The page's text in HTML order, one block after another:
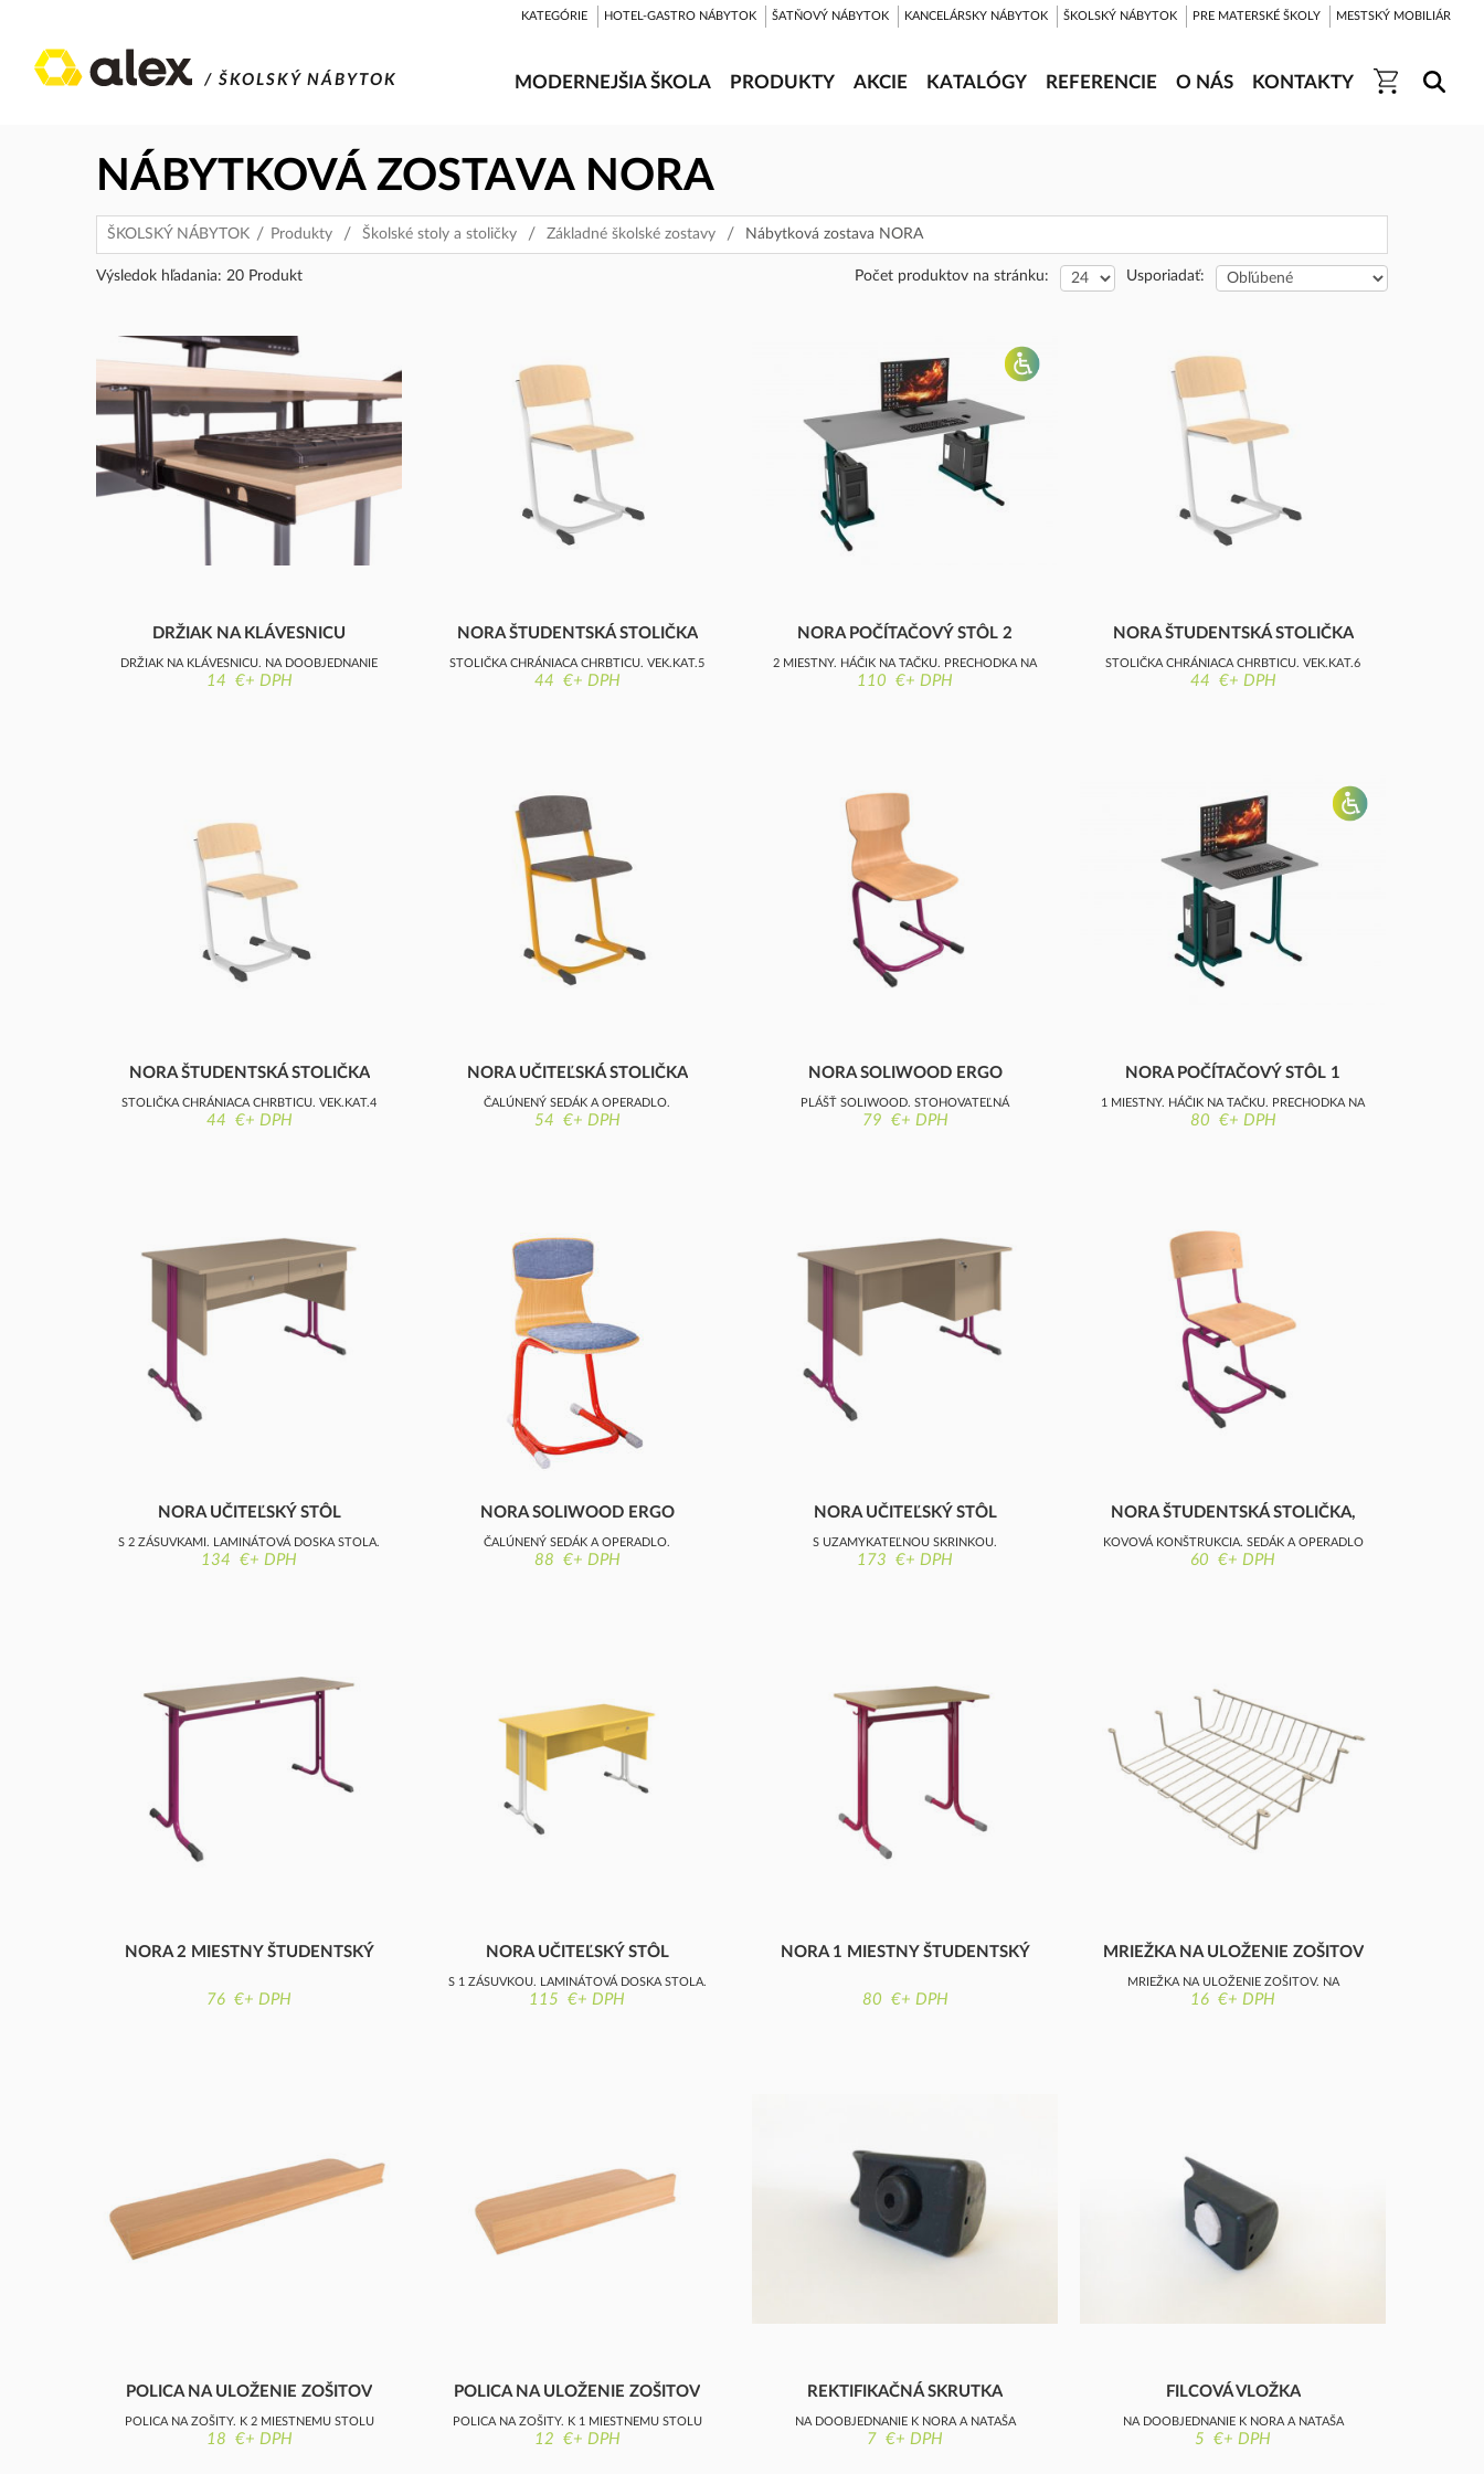
KATEGÓRIE HOTEL-GASTRO NÁBYTOK ŠATŇOVÝ NÁBYTOK KANCELÁRSKY NÁBYTOK ŠKOLSKÝ NÁBYTOK PRE MATERSKÉ ŠKOLY MESTSKÝ MOBILIÁR
/ ŠKOLSKÝ NÁBYTOK MODERNEJŠIA ŠKOLA PRODUKTY AKCIE KATALÓGY REFERENCIE O NÁS KONTAKTY
NÁBYTKOVÁ ZOSTAVA NORA
ŠKOLSKÝ NÁBYTOK Produkty Školské stoly a stoličky Základné školské zostavy Nábytková zostava NORA
Výsledok hľadania: 20 Produkt Počet produktov na stránku: Usporiadať:
DRŽIAK NA KLÁVESNICU
DRŽIAK NA KLÁVESNICU, NA DOOBJEDNANIE
14 €+ DPH
NORA ŠTUDENTSKÁ STOLIČKA
STOLIČKA CHRÁNIACA CHRBTICU, VEK.KAT.5
44 €+ DPH
NORA POČÍTAČOVÝ STÔL 2
MIESTNY
2 MIESTNY, HÁČIK NA TAČKU, PRECHODKA NA
KÁBLE
110 €+ DPH
NORA ŠTUDENTSKÁ STOLIČKA
STOLIČKA CHRÁNIACA CHRBTICU, VEK.KAT.6
44 €+ DPH
NORA ŠTUDENTSKÁ STOLIČKA
STOLIČKA CHRÁNIACA CHRBTICU, VEK.KAT.4
44 €+ DPH
NORA UČITEĽSKÁ STOLIČKA
ČALÚNENÝ SEDÁK A OPERADLO,
STOHOVATEĽNÁ
54 €+ DPH
NORA SOLIWOOD ERGO
STOLIČKA
PLÁŠŤ SOLIWOOD, STOHOVATEĽNÁ
79 €+ DPH
NORA POČÍTAČOVÝ STÔL 1
MIESTNY
1 MIESTNY, HÁČIK NA TAČKU, PRECHODKA NA
KÁBLE
80 €+ DPH
NORA UČITEĽSKÝ STÔL
S 2 ZÁSUVKAMI, LAMINÁTOVÁ DOSKA STOLA,
NEZAOBLENÁ
134 €+ DPH
NORA SOLIWOOD ERGO
STOLIČKA
ČALÚNENÝ SEDÁK A OPERADLO,
STOHOVATEĽNÁ
88 €+ DPH
NORA UČITEĽSKÝ STÔL
S UZAMYKATEĽNOU SKRINKOU,
LAMINÁTOVÁ DOSKA STOLA, NEZAOBLENÁ
173 €+ DPH
NORA ŠTUDENTSKÁ STOLIČKA,
HOJDACÍ MECHAN
KOVOVÁ KONŠTRUKCIA, SEDÁK A OPERADLO
BUKOVÁ LAKOVANÁ PREGLEJKA, S HOJDACÍM
60 €+ DPH
NORA 2 MIESTNY ŠTUDENTSKÝ
76 €+ DPH
NORA UČITEĽSKÝ STÔL
S 1 ZÁSUVKOU, LAMINÁTOVÁ DOSKA STOLA,
NEZAOBLENÁ
115 €+ DPH
NORA 1 MIESTNY ŠTUDENTSKÝ
80 €+ DPH
MRIEŽKA NA ULOŽENIE ZOŠITOV
MRIEŽKA NA ULOŽENIE ZOŠITOV, NA
DOOBJEDNANIE
16 €+ DPH
POLICA NA ULOŽENIE ZOŠITOV
POLICA NA ZOŠITY, K 2 MIESTNEMU STOLU
18 €+ DPH
POLICA NA ULOŽENIE ZOŠITOV
POLICA NA ZOŠITY, K 1 MIESTNEMU STOLU
12 €+ DPH
REKTIFIKAČNÁ SKRUTKA
NA DOOBJEDNANIE K NORA A NATAŠA
STOLIČKÁM
7 €+ DPH
FILCOVÁ VLOŽKA
NA DOOBJEDNANIE K NORA A NATAŠA
STOLIČKÁM
5 €+ DPH